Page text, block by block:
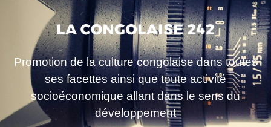
Promotion de la culture congolaise dans toutes
ses facettes ainsi que toute activité
socioéconomique allant dans le sens du
développement